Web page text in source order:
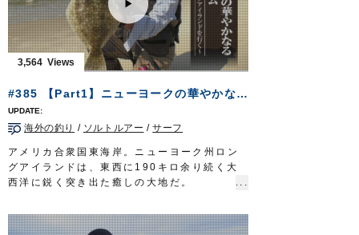
週金曜日 23時～23時15分
http://creativeoffice-chie.com/
OWNERMOVIEhttp://ownertv.jp/
オーナーばりwebsite
http://www.owner.co.jp
3,564
#385 【Part1】ニューヨークの華やかなるショアゲーム～ヒラメを求めてロングアイランドを行く～
海外の釣り / ソルトルアー /サーフ
アメリカ合衆国東海岸。ニューヨーク州ロン
グアイランドは、東西に190キロ余り続く大
西洋に鋭く突き出た癒しの大地だ。
され、釣りのターゲットとなる魚種も数多
い。